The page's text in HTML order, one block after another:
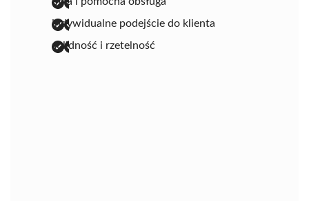
indywidualne podejście do klienta
solidność i rzetelność